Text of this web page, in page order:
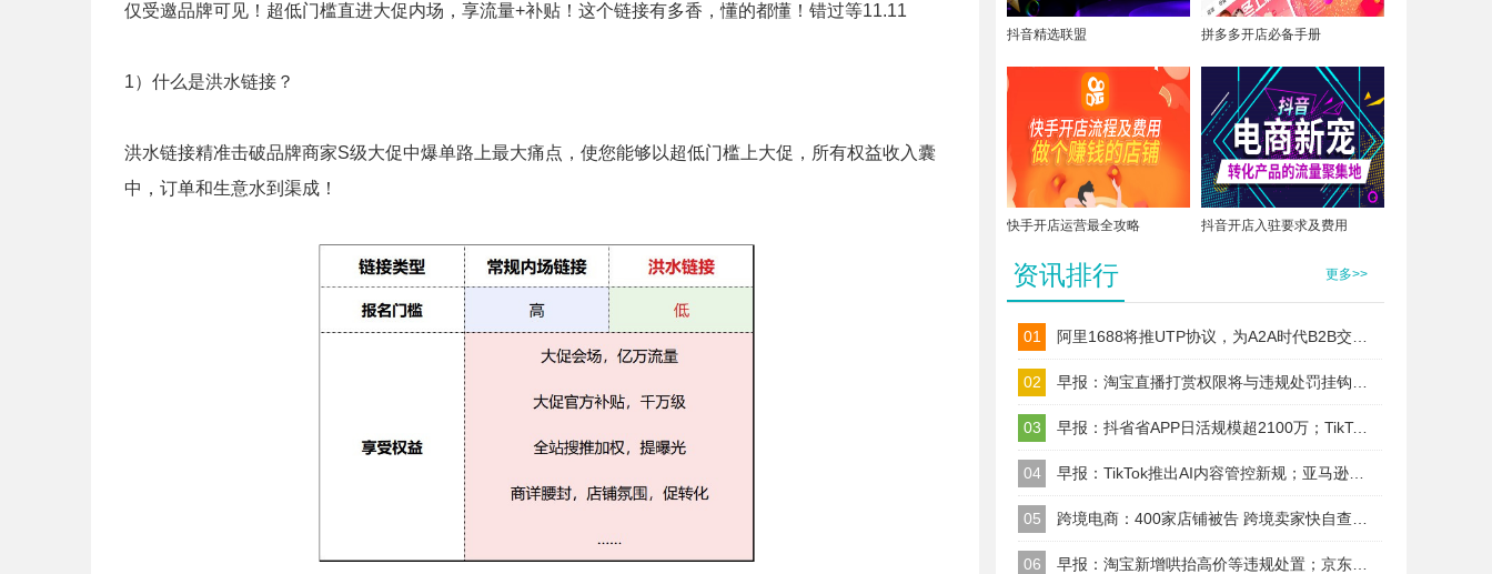
仅受邀品牌可见！超低门槛直进大促内场，享流量+补贴！这个链接有多香，懂的都懂！错过等11.11
1）什么是洪水链接？
洪水链接精准击破品牌商家S级大促中爆单路上最大痛点，使您能够以超低门槛上大促，所有权益收入囊
中，订单和生意水到渠成！
抖音精选联盟 拼多多开店必备手册
快手开店运营最全攻略 抖音开店入驻要求及费用
资讯排行 更多>>
01
02
03 早报：抖省省APP日活规模超2100万；TikTok美区试水全托管代运营
04
05
06